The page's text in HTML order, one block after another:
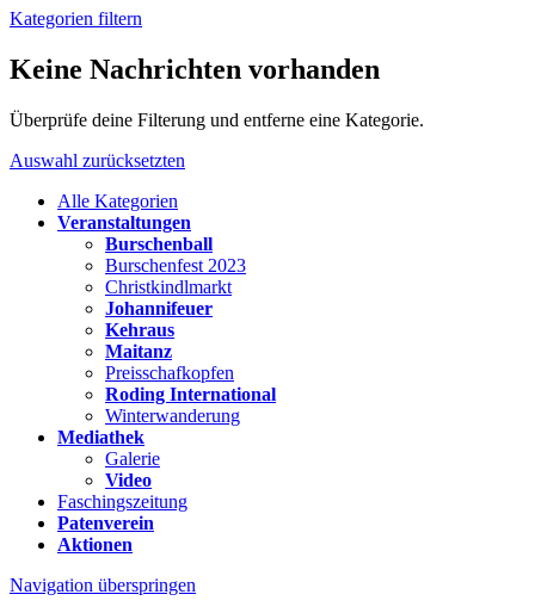
Kategorien filtern
Keine Nachrichten vorhanden
Überprüfe deine Filterung und entferne eine Kategorie.
Auswahl zurücksetzten
Alle Kategorien
Veranstaltungen
Burschenball
Burschenfest 2023
Christkindlmarkt
Johannifeuer
Kehraus
Maitanz
Preisschafkopfen
Roding International
Winterwanderung
Mediathek
Galerie
Video
Faschingszeitung
Patenverein
Aktionen
Navigation überspringen